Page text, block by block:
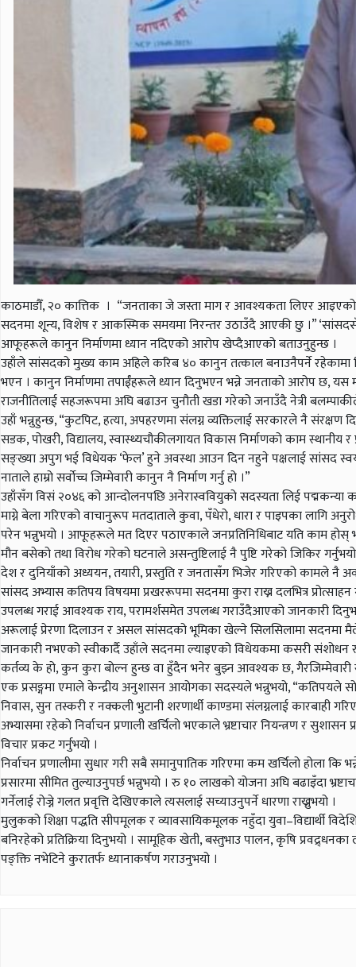
काठमाडौँ, २० कात्तिक । “जनताका जे जस्ता माग र आवश्यकता लिएर आइएको
सदनमा शून्य, विशेष र आकस्मिक समयमा निरन्तर उठाउँदै आएकी छु ।”
आफूहरूले कानुन निर्माणमा ध्यान नदिएको आरोप खेप्दैआएको बताउनुहुन्छ ।
उहाँले सांसदको मुख्य काम अहिले करिब ४० कानुन तत्काल बनाउनैपर्ने रहेकामा
भएन । कानुन निर्माणमा तपाईँहरूले ध्यान दिनुभएन भन्ने जनताको आरोप छ, यस
राजनीतिलाई सहजरूपमा अघि बढाउन चुनौती खडा गरेको जनाउँदै नेत्री
उहाँ भन्नुहुन्छ, “कुटपिट, हत्या, अपहरणमा संलग्न व्यक्तिलाई सरकारले नै संरक्षण
सडक, पोखरी, विद्यालय, स्वास्थ्यचौकीलगायत विकास निर्माणको काम स्थानीय
सङ्ख्या अपुग भई विधेयक ‘फेल’ हुने अवस्था आउन दिन नहुने पक्षलाई सांसद
नाताले हाम्रो सर्वाेच्च जिम्मेवारी कानुन नै निर्माण गर्नु हो ।”
उहाँसँग विसं २०४६ को आन्दोलनपछि अनेरास्ववियुको सदस्यता लिई पद्मकन्या
माग्ने बेला गरिएको वाचानुरूप मतदाताले कुवा, पँधेरो, धारा र पाइपका लागि
परेन भन्नुभयो । आफूहरूले मत दिएर पठाएकाले जनप्रतिनिधिबाट यति काम
मौन बसेको तथा विरोध गरेको घटनाले असन्तुष्टिलाई नै पुष्टि गरेको जिकिर
देश र दुनियाँको अध्ययन, तयारी, प्रस्तुति र जनतासँग भिजेर गरिएको कामले नै
सांसद अभ्यास कतिपय विषयमा प्रखररूपमा सदनमा कुरा राख्न दलभित्र
उपलब्ध गराई आवश्यक राय, परामर्शसमेत उपलब्ध गराउँदैआएको जानकारी
अरूलाई प्रेरणा दिलाउन र असल सांसदको भूमिका खेल्ने सिलसिलामा
जानकारी नभएको स्वीकार्दै उहाँले सदनमा ल्याइएको विधेयकमा कसरी संशोधन
कर्तव्य के हो, कुन कुरा बोल्न हुन्छ वा हुँदैन भनेर बुझ्न आवश्यक छ, गैरजिम्मेवारी
एक प्रसङ्गमा एमाले केन्द्रीय अनुशासन आयोगका सदस्यले भन्नुभयो, “कतिपयले
निवास, सुन तस्करी र नक्कली भुटानी शरणार्थी काण्डमा संलग्नलाई कारबाही
अभ्यासमा रहेको निर्वाचन प्रणाली खर्चिलो भएकाले भ्रष्टाचार नियन्त्रण र
विचार प्रकट गर्नुभयो ।
निर्वाचन प्रणालीमा सुधार गरी सबै समानुपातिक गरिएमा कम खर्चिलो होला
प्रसारमा सीमित तुल्याउनुपर्छ भन्नुभयो । रु १० लाखको योजना अघि बढाइँदा
गर्नेलाई रोज्ने गलत प्रवृत्ति देखिएकाले त्यसलाई सच्याउनुपर्ने धारणा राख्नुभयो ।
मुलुकको शिक्षा पद्धति सीपमूलक र व्यावसायिकमूलक नहुँदा युवा–विद्यार्थी
बनिरहेको प्रतिक्रिया दिनुभयो । सामूहिक खेती, बस्तुभाउ पालन, कृषि
पङ्क्ति नभेटिने कुरातर्फ ध्यानाकर्षण गराउनुभयो ।